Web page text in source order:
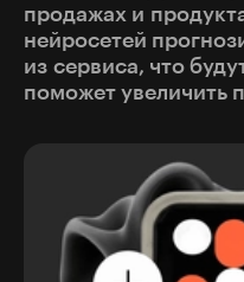
продажах и
нейросетей
из сервиса, что
поможет увеличить